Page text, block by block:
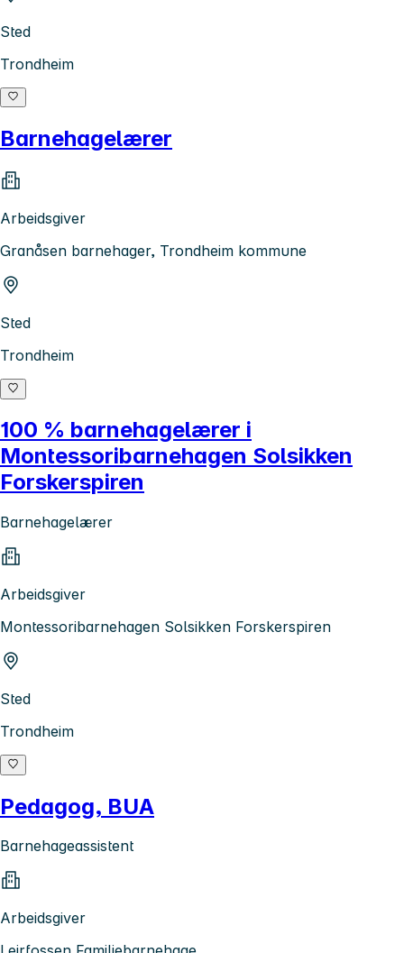
Sted
Trondheim
Barnehagelærer
Arbeidsgiver
Granåsen barnehager, Trondheim kommune
Sted
Trondheim
100 % barnehagelærer i
Montessoribarnehagen Solsikken
Forskerspiren
Barnehagelærer
Arbeidsgiver
Montessoribarnehagen Solsikken Forskerspiren
Sted
Trondheim
Pedagog, BUA
Barnehageassistent
Arbeidsgiver